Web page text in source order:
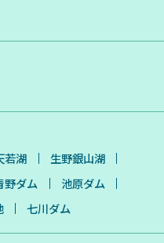
若湖
生野銀山湖
野ダム
池原ダム
七川ダム